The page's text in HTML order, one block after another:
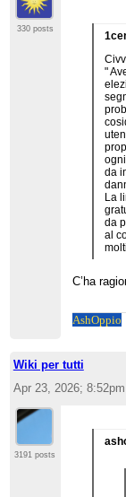
330 posts
"
da
La
da
al
C’ha
AshOppio
Wiki per tutti
Apr 23, 2026; 8:52pm
3191 posts